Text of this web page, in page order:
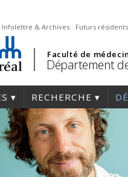
Infolettre & Archives Futurs résidents
Faculté de
Département
RECHERCHE